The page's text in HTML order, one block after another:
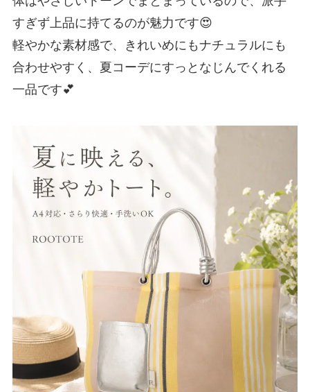
すぎず上品に持てるのが魅力です😍
軽やかな素材感で、きれいめにもナチュラルにも
合わせやすく、夏コーデにすっとなじんでくれる
一品です💕